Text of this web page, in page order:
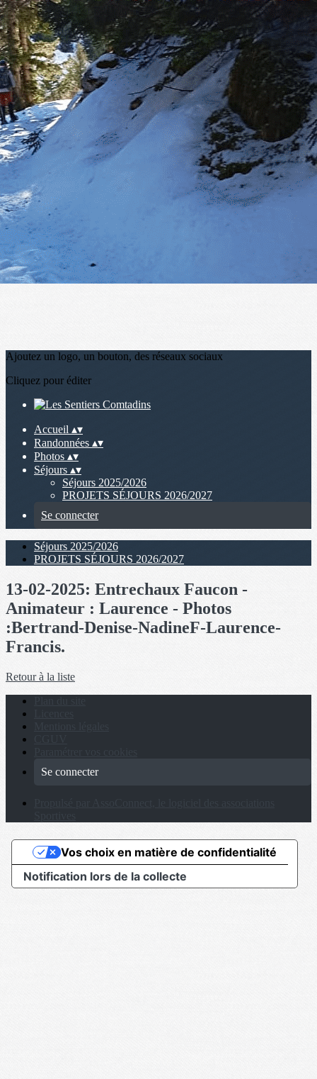
Menu
?>
Images de la page d'accueil
Cliquez pour éditer
Ajoutez un logo, un bouton, des réseaux sociaux
Cliquez pour éditer
Accueil ▴▾
Randonnées ▴▾
Photos ▴▾
Séjours ▴▾
Séjours 2025/2026
PROJETS SÉJOURS 2026/2027
Se connecter
Séjours 2025/2026
PROJETS SÉJOURS 2026/2027
13-02-2025: Entrechaux Faucon -
Animateur : Laurence - Photos
:Bertrand-Denise-NadineF-Laurence-
Francis.
Retour à la liste
Se connecter
Notification lors de la collecte
Vos choix en matière de confidentialité